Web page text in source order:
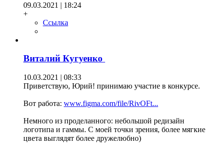
09.03.2021 | 18:24
+
Ссылка
Виталий Кугуенко
10.03.2021 | 08:33
Приветствую, Юрий! принимаю участие в конкурсе.
Вот работа: www.figma.com/file/RivOFt...
Немного из проделанного: небольшой редизайн
логотипа и гаммы. С моей точки зрения, более мягкие
цвета выглядят более дружелюбно)